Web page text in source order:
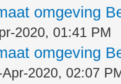
omgeving
2020, 01:41 PM
omgeving
2020, 02:07